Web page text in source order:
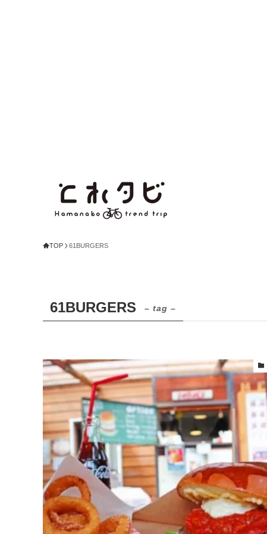
TOP 61BURGERS
61BURGERS – tag –